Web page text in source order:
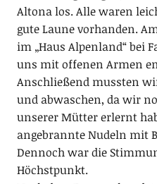
Altona los. Alle waren
gute Laune vorhanden.
im „Haus Alpenland“ bei
uns mit offenen Armen
Anschließend mussten
und abwaschen, da wir
unserer Mütter erlernt
angebrannte Nudeln mit
Dennoch war die
Höchstpunkt.